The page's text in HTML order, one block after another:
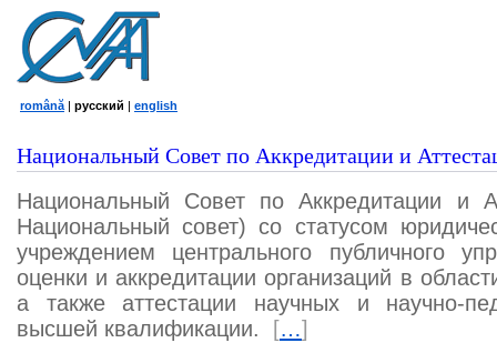
română | русский | english
Национальный Совет по Аккредитации и
Национальный Совет по Аккредитации и
Национальный совет) со статусом
учреждением центрального публичного
оценки и аккредитации организаций в
а также аттестации научных и научно-
высшей квалификации.
[…]